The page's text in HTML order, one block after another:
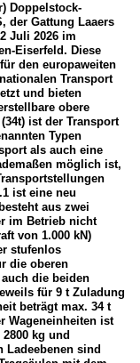
RoLa-Wagen)
Dach)
Doppelstock-
der Gattung Laaers
Juli 2026 im
Eiserfeld. Diese
den europaweiten
Transport
und bieten
obere
ist der Transport
Typen
als auch eine
möglich ist,
ist eine neu
aus zwei
im Betrieb nicht
von 1.000 kN)
stufenlos
die oberen
die beiden
für 9 t Zuladung
beträgt max. 34 t
Wageneinheiten ist
kg und
Ladeebenen sind